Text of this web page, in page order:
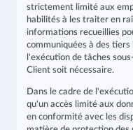
strictement limité aux
habilités à les traiter en
informations recueillies
communiquées à des
l'exécution de tâches
Client soit nécessaire.
Dans le cadre de
qu'un accès limité aux
en conformité avec les